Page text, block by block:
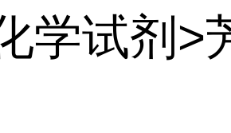
学试剂>